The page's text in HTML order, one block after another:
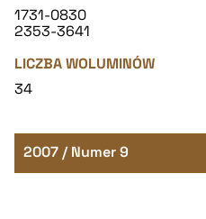
1731-0830
2353-3641
LICZBA WOLUMINÓW
34
2007 / Numer 9